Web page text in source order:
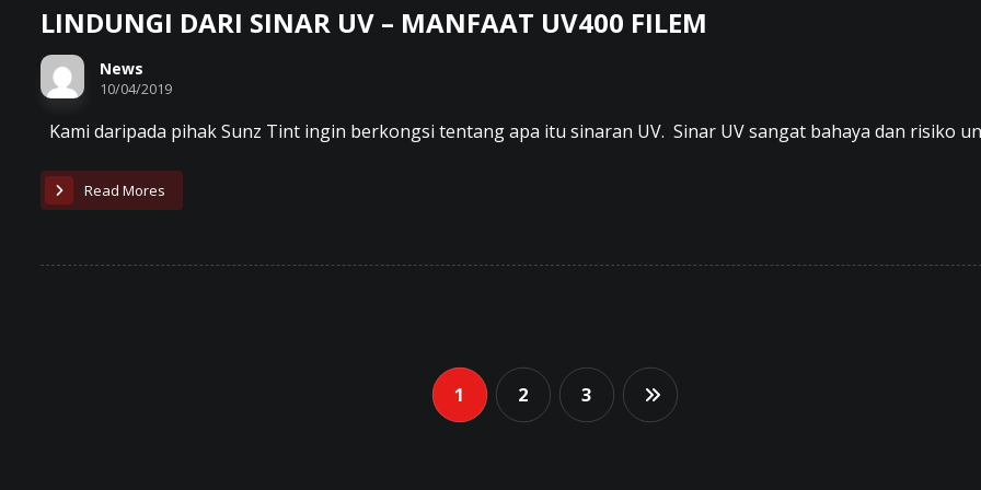
LINDUNGI DARI SINAR UV – MANFAAT UV400 FILEM
News
10/04/2019
Kami daripada pihak Sunz Tint ingin berkongsi tentang apa itu sinaran UV. Sinar UV sangat bahaya dan risiko
Read Mores
1 2 3